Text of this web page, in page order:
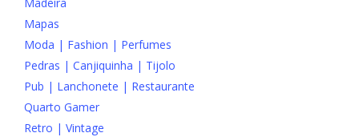
Mapas
Moda | Fashion | Perfumes
Pedras | Canjiquinha | Tijolo
Pub | Lanchonete | Restaurante
Quarto Gamer
Retro | Vintage